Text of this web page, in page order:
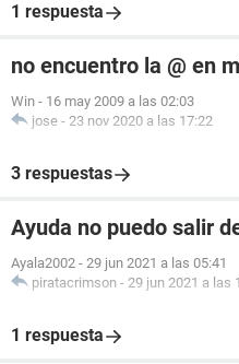
1 respuesta
no encuentro la @ en
Win - 16 may 2009 a las 02:03
jose - 23 nov 2020 a las 17:22
3 respuestas
Ayuda no puedo salir
Ayala2002 - 29 jun 2021 a las 05:41
piratacrimson - 29 jun 2021 a las
1 respuesta